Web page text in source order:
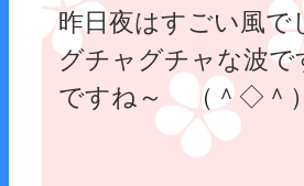
昨日夜はすごい風
グチャグチャな波
ですね～ （＾◇＾）